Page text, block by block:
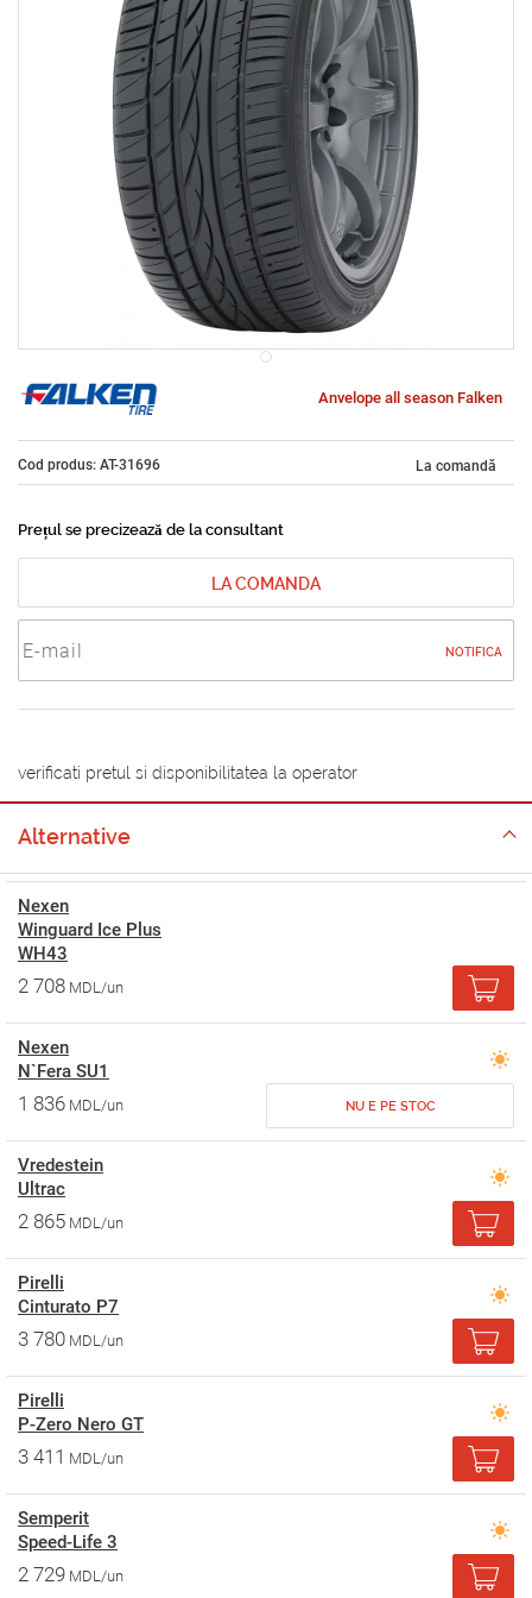
Anvelope all season Falken
Cod produs: AT-31696 La comandă
Prețul se precizează de la consultant
LA COMANDA
NOTIFICA
verificati pretul si disponibilitatea la operator
Alternative
Nexen
Winguard Ice Plus
WH43
2 708 MDL/un
Nexen
N`Fera SU1
1 836 MDL/un NU E PE STOC
Vredestein
Ultrac
2 865 MDL/un
Pirelli
Cinturato P7
3 780 MDL/un
Pirelli
P-Zero Nero GT
3 411 MDL/un
Semperit
Speed-Life 3
2 729 MDL/un